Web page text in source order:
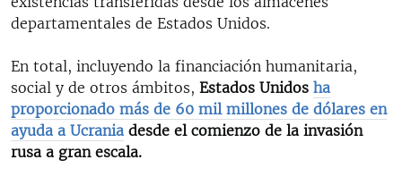
departamentales de Estados Unidos.
En total, incluyendo la financiación humanitaria,
social y de otros ámbitos, Estados Unidos ha
proporcionado más de 60 mil millones de dólares en
ayuda a Ucrania desde el comienzo de la invasión
rusa a gran escala.